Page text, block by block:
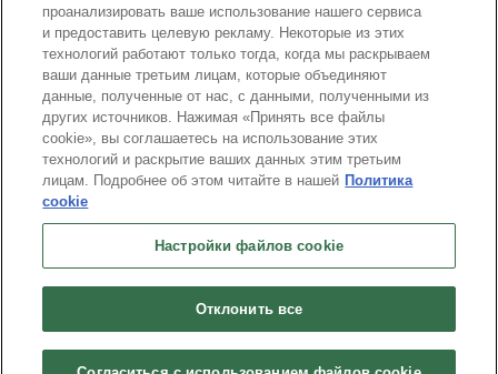
Настройки файлов cookie
Не продавайте и не распространяйте мою персональную информацию
проанализировать ваше использование нашего сервиса
и предоставить целевую рекламу. Некоторые из этих
технологий работают только тогда, когда мы раскрываем
ваши данные третьим лицам, которые объединяют
данные, полученные от нас, с данными, полученными из
других источников. Нажимая «Принять все файлы
cookie», вы соглашаетесь на использование этих
технологий и раскрытие ваших данных этим третьим
лицам. Подробнее об этом читайте в нашей Политика
cookie
Настройки файлов cookie
Отклонить все